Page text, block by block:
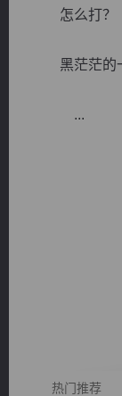
怎么打？
黑茫茫的一
...
热门推荐